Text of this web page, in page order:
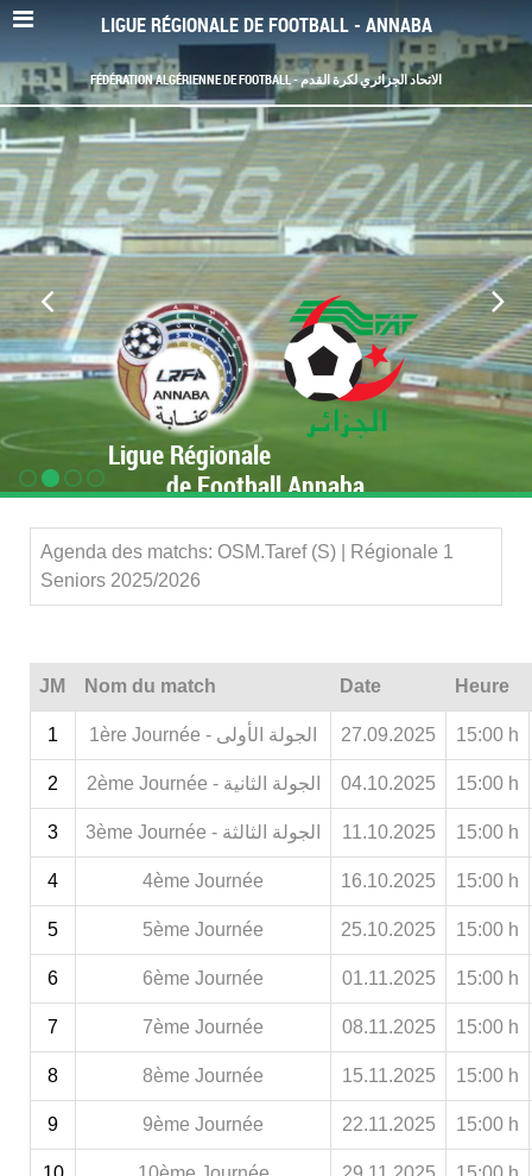
LIGUE RÉGIONALE DE FOOTBALL - ANNABA
FÉDÉRATION ALGÉRIENNE DE FOOTBALL - الاتحاد الجزائري لكرة القدم
Ligue Régionale
de Football Annaba
Agenda des matchs: OSM.Taref (S) | Régionale 1
Seniors 2025/2026
JM Nom du match Date Heure
1 1ère Journée - الجولة الأولى 27.09.2025 15:00 h
2 2ème Journée - الجولة الثانية 04.10.2025 15:00 h
3 3ème Journée - الجولة الثالثة 11.10.2025 15:00 h
4 4ème Journée 16.10.2025 15:00 h
5 5ème Journée 25.10.2025 15:00 h
6 6ème Journée 01.11.2025 15:00 h
7 7ème Journée 08.11.2025 15:00 h
8 8ème Journée 15.11.2025 15:00 h
9 9ème Journée 22.11.2025 15:00 h